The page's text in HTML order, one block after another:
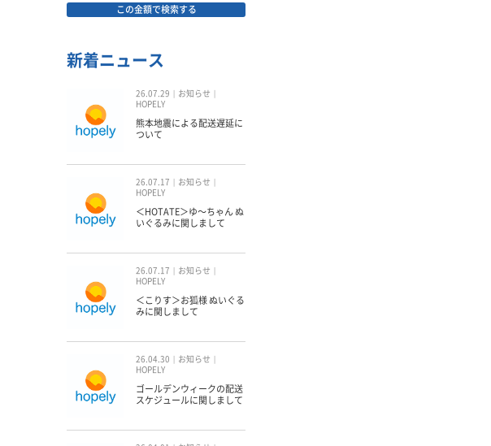
この金額で検索する
新着ニュース
26.07.29
お知らせ
HOPELY
熊本地震による配送遅延に
ついて
26.07.17
お知らせ
HOPELY
＜HOTATE＞ゆ〜ちゃん ぬ
いぐるみに関しまして
26.07.17
お知らせ
HOPELY
＜こりす＞お狐様 ぬいぐる
みに関しまして
26.04.30
お知らせ
HOPELY
ゴールデンウィークの配送
スケジュールに関しまして